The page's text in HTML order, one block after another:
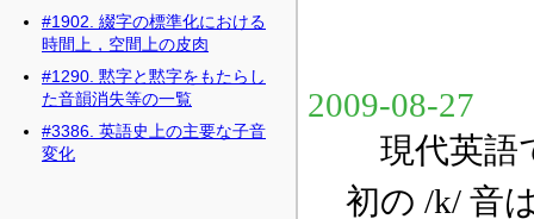
#1902. 綴字の標準化における
時間上，空間上の皮肉
#1290. 黙字と黙字をもたらし
た音韻消失等の一覧
#3386. 英語史上の主要な子音
変化